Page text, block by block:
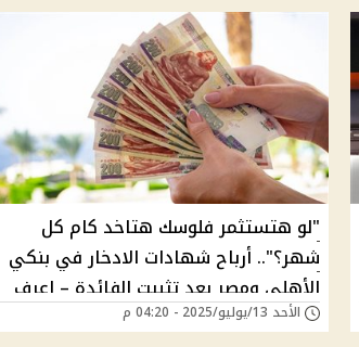
"لو هتستثمر فلوسك هتاخد كام كل
شهر؟".. أرباح شهادات الادخار في بنكي
الأهلي ومصر بعد تثبيت الفائدة – اعرف
العائد الثابت والمتدرج بالأرقام
الأحد 13/يوليو/2025 - 04:20 م